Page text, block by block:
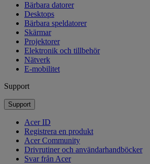
Bärbara datorer
Desktops
Bärbara speldatorer
Skärmar
Projektorer
Elektronik och tillbehör
Nätverk
E-mobilitet
Support
Support
Acer ID
Registrera en produkt
Acer Community
Drivrutiner och användarhandböcker
Svar från Acer